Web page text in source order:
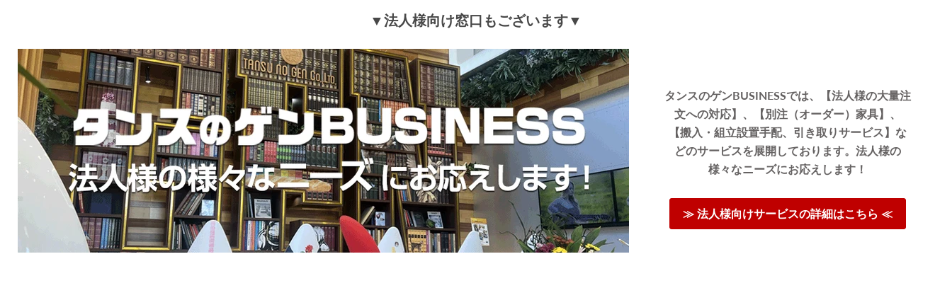
▼法人様向け窓口もございます▼
タンスのゲンBUSINESSでは、【法人様の大量注
文への対応】、【別注（オーダー）家具】、
【搬入・組立設置手配、引き取りサービス】な
どのサービスを展開しております。法人様の
様々なニーズにお応えします！
≫ 法人様向けサービスの詳細はこちら ≪